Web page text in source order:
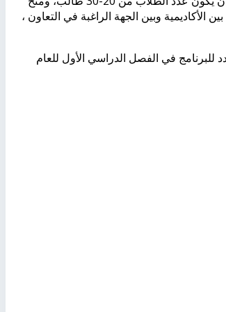
بروتوكول بين الأكاديمية وبين الجهة الراغبة في التعاون ،
10%، تطبق على المتقدمين الجدد للبرنامج في الفصل الدراسي الأول للعام